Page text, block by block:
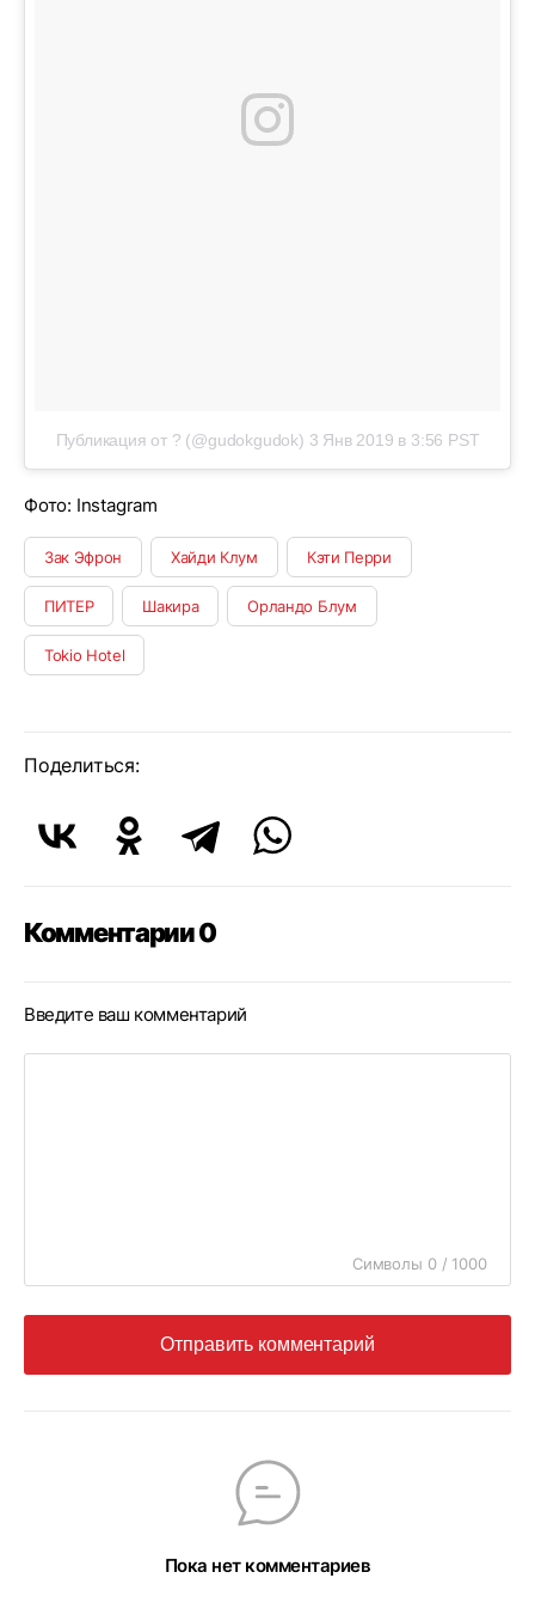
Публикация от ? (@gudokgudok) 3 Янв 2019 в 3:56 PST
Фото: Instagram
Зак Эфрон Хайди Клум Кэти Перри
ПИТЕР Шакира Орландо Блум
Tokio Hotel
Поделиться:
Комментарии 0
Введите ваш комментарий
Символы 0 / 1000
Отправить комментарий
Пока нет комментариев